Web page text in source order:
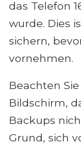
das Telefon
wurde. Dies
sichern,
vornehmen.
Beachten
Bildschirm,
Backups
Grund, sich